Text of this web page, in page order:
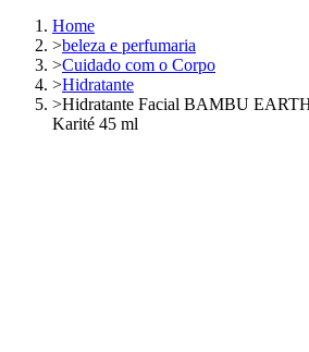
Home
>beleza e perfumaria
>Cuidado com o Corpo
>Hidratante
>Hidratante Facial BAMBU
Karité 45 ml